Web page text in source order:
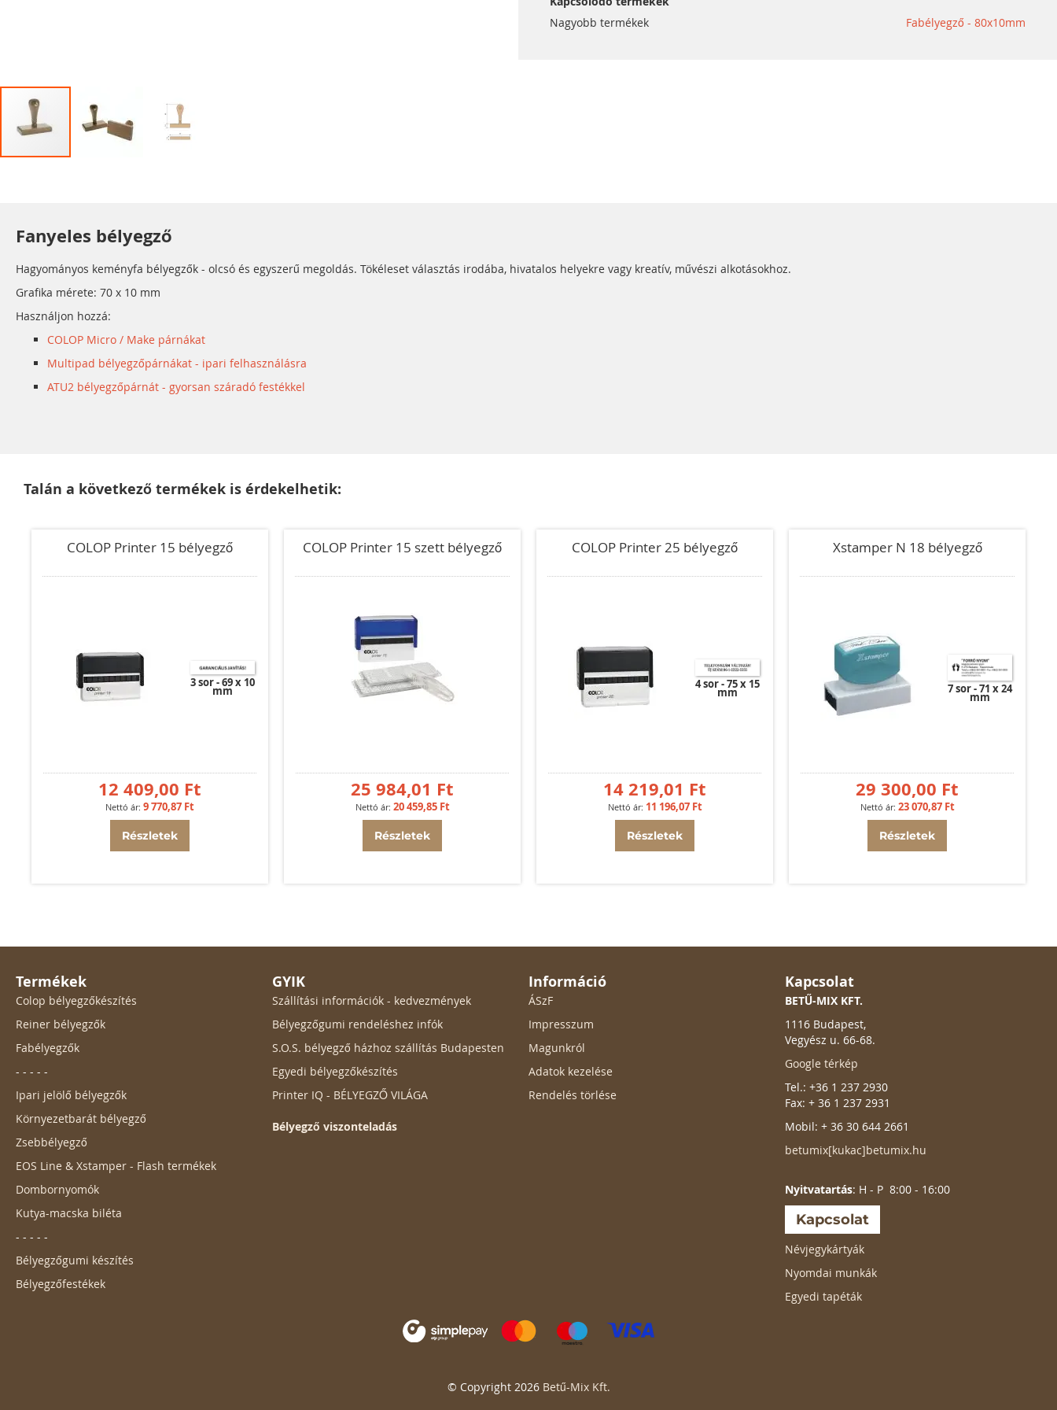
Nagyobb termékek
Fabélyegző - 80x10mm
Fanyeles bélyegző
Hagyományos keményfa bélyegzők - olcsó és egyszerű megoldás. Tökéleset választás irodába, hivatalos helyekre vagy kreatív, művészi alkotásokhoz.
Grafika mérete: 70 x 10 mm
Használjon hozzá:
COLOP Micro / Make párnákat
Multipad bélyegzőpárnákat - ipari felhasználásra
ATU2 bélyegzőpárnát - gyorsan száradó festékkel
Talán a következő termékek is érdekelhetik:
COLOP Printer 15 bélyegző
3 sor 69 x 10
mm
12 409,00 Ft
9 770,87 Ft
Részletek
COLOP Printer 15 szett bélyegző
25 984,01 Ft
20 459,85 Ft
Részletek
COLOP Printer 25 bélyegző
4 sor 75 x 15
mm
14 219,01 Ft
11 196,07 Ft
Részletek
Xstamper N 18 bélyegző
7 sor 71 x 24
mm
29 300,00 Ft
23 070,87 Ft
Részletek
Termékek
Colop bélyegzőkészítés
Reiner bélyegzők
Fabélyegzők
- - - - -
Ipari jelölő bélyegzők
Környezetbarát bélyegző
Zsebbélyegző
EOS Line & Xstamper - Flash termékek
Dombornyomók
Kutya-macska biléta
- - - - -
Bélyegzőgumi készítés
Bélyegzőfestékek
GYIK
Szállítási információk - kedvezmények
Bélyegzőgumi rendeléshez infók
S.O.S. bélyegző házhoz szállítás Budapesten
Egyedi bélyegzőkészítés
Printer IQ - BÉLYEGZŐ VILÁGA
Bélyegző viszonteladás
Információ
ÁSzF
Impresszum
Magunkról
Adatok kezelése
Rendelés törlése
Kapcsolat
BETŰ-MIX KFT.
1116 Budapest,
Vegyész u. 66-68.
Google térkép
Tel.: +36 1 237 2930
Fax: + 36 1 237 2931
Mobil: + 36 30 644 2661
betumix[kukac]betumix.hu
Nyitvatartás: H - P 8:00 - 16:00
Kapcsolat
Névjegykártyák
Nyomdai munkák
Egyedi tapéták
© Copyright 2026 Betű-Mix Kft.